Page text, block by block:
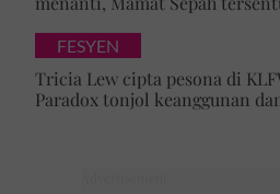
FESYEN
Tricia Lew cipta pesona di
Paradox tonjol keanggunan